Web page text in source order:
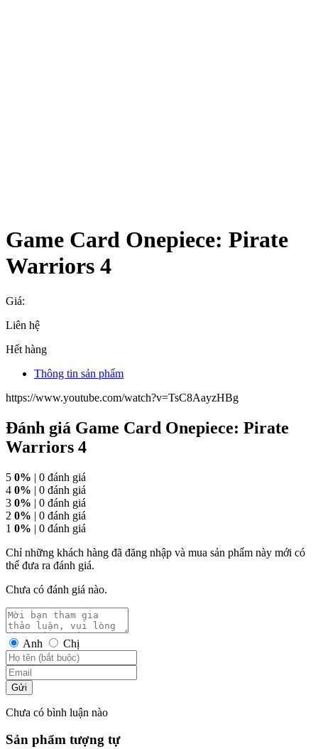
Game Card Onepiece: Pirate
Warriors 4
Giá:
Liên hệ
Hết hàng
Thông tin sản phẩm
https://www.youtube.com/watch?v=TsC8AayzHBg
Đánh giá Game Card Onepiece: Pirate
Warriors 4
5 0% | 0 đánh giá
4 0% | 0 đánh giá
3 0% | 0 đánh giá
2 0% | 0 đánh giá
1 0% | 0 đánh giá
Chỉ những khách hàng đã đăng nhập và mua sản phẩm này mới có
thể đưa ra đánh giá.
Chưa có đánh giá nào.
Anh Chị
Gửi
Chưa có bình luận nào
Sản phẩm tượng tự